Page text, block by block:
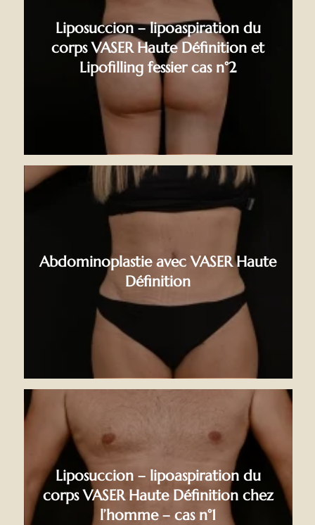
Liposuccion – lipoaspiration du
corps VASER Haute Définition et
Lipofilling fessier cas n°2
Abdominoplastie avec VASER Haute
Définition
Liposuccion – lipoaspiration du
corps VASER Haute Définition chez
l’homme – cas n°1